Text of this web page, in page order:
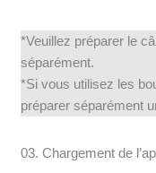
*Veuillez préparer le
séparément.
*Si vous utilisez les
préparer séparément
03. Chargement de